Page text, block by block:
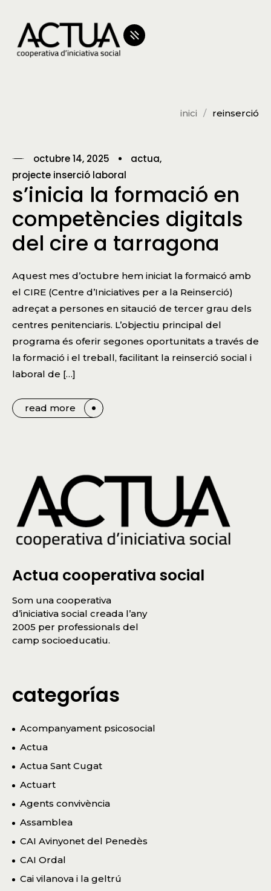
inici reinserció
octubre 14, 2025
actua
projecte inserció laboral
s’inicia la formació en
competències digitals
del cire a tarragona
Aquest mes d’octubre hem iniciat la formaicó amb
el CIRE (Centre d’Iniciatives per a la Reinserció)
adreçat a persones en sitaució de tercer grau dels
centres penitenciaris. L’objectiu principal del
programa és oferir segones oportunitats a través de
la formació i el treball, facilitant la reinserció social i
laboral de […]
read more
Actua cooperativa social
Som una cooperativa
d’iniciativa social creada l’any
2005 per professionals del
camp socioeducatiu.
categorías
Acompanyament psicosocial
Actua
Actua Sant Cugat
Actuart
Agents convivència
Assamblea
CAI Avinyonet del Penedès
CAI Ordal
Cai vilanova i la geltrú